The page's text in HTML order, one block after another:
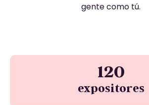
gente como tú.
120
expositores